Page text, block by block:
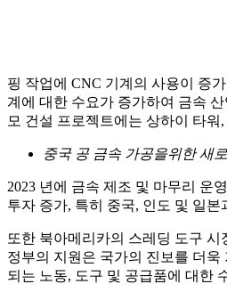
핑 작업에 CNC 기계의 사용이 증
계에 대한 수요가 증가하여 금속
모 건설 프로젝트에는 상하이 타
중국 공 금속 가공을위한 새
2023 년에 금속 제조 및 마무리 운
투자 증가, 특히 중국, 인도 및 일
또한 북아메리카의 스레딩 도구
정부의 지원은 국가의 진보를 더
되는 노동, 도구 및 공급품에 대한